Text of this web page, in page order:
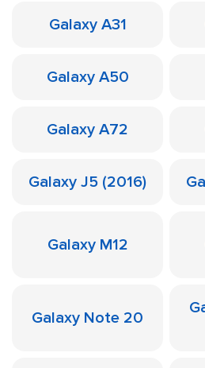
Galaxy A31
Galaxy A50
Galaxy A72
Galaxy J5 (2016)
Galaxy M12
Galaxy Note 20